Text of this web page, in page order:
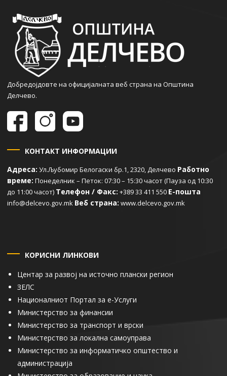
Добредојдовте на официјалната веб страна на Општина
Делчево.
КОНТАКТ ИНФОРМАЦИИ
Адреса: Ул.Љубомир Белогаски бр.1, 2320, Делчево Работно
време: Понеделник – Петок: 07:30 – 15:30 часот (Пауза од 10:30
до 11:00 часот) Телефон / Факс: +389 33 411 550 Е-пошта
info@delcevo.gov.mk Веб страна: www.delcevo.gov.mk
КОРИСНИ ЛИНКОВИ
Центар за развој на источно плански регион
ЗЕЛС
Националниот Портал за е-Услуги
Министерство за финансии
Министерство за транспорт и врски
Министерство за локална самоуправа
Министерство за информатичко општество и
администрација